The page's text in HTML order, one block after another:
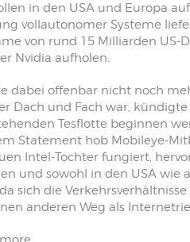
in den USA und Europa
vollautonomer Systeme
von rund 15 Milliarden
Nvidia aufholen.
dabei offenbar nicht noch
Dach und Fach war,
Tesflotte beginnen
Statement hob Mobileye-
Intel-Tochter fungiert,
und sowohl in den USA wie
sich die
anderen Weg als